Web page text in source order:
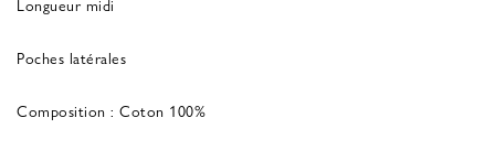
Poches latérales
Composition : Coton 100%